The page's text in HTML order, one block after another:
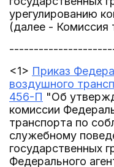
урегулированию
(далее - Комиссия
<1> Приказ
воздушного
456-П "Об
комиссии
транспорта по
служебному
государственных
Федерального